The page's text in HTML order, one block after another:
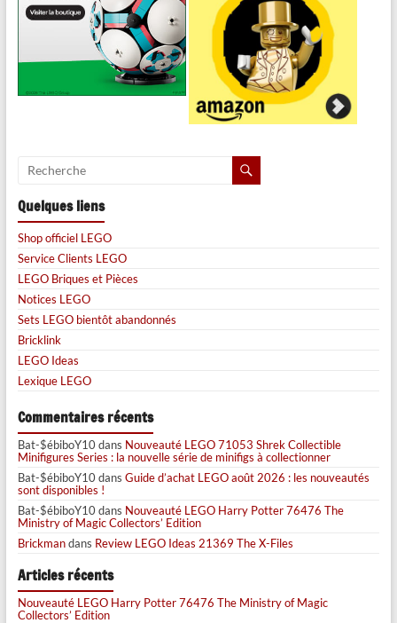
Quelques liens
Shop officiel LEGO
Service Clients LEGO
LEGO Briques et Pièces
Notices LEGO
Sets LEGO bientôt abandonnés
Bricklink
LEGO Ideas
Lexique LEGO
Commentaires récents
Bat-$ébiboY10dans Nouveauté LEGO 71053 Shrek Collectible
Minifigures Series : la nouvelle série de minifigs à collectionner
Bat-$ébiboY10dans Guide d’achat LEGO août 2026 : les nouveautés
sont disponibles !
Bat-$ébiboY10dans Nouveauté LEGO Harry Potter 76476 The
Ministry of Magic Collectors’ Edition
Brickmandans Review LEGO Ideas 21369 The X-Files
Articles récents
Nouveauté LEGO Harry Potter 76476 The Ministry of Magic
Collectors’ Edition